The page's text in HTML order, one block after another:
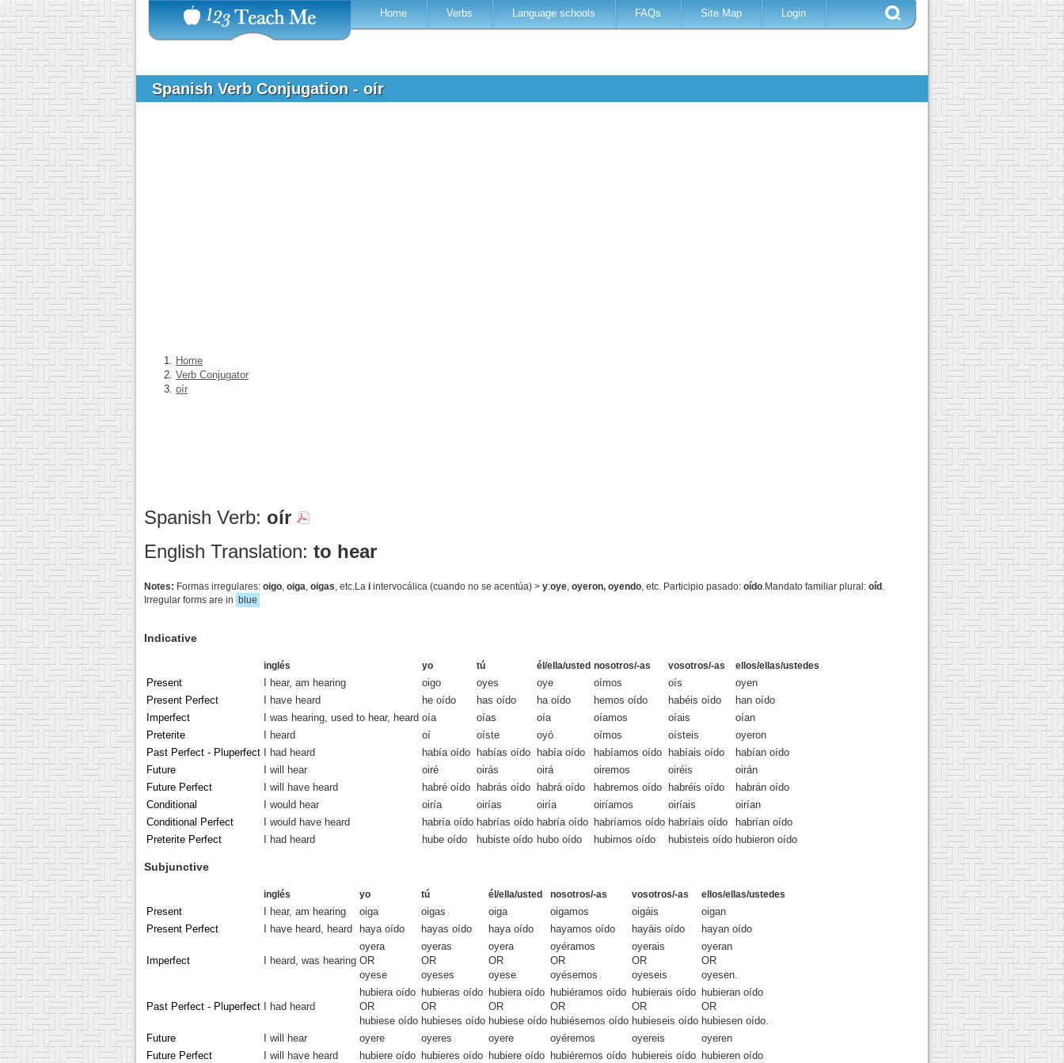
Home Verbs Language schools FAQs Site Map Login
Spanish Verb Conjugation - oír
Home
Verb Conjugator
oír
Spanish Verb: oír
English Translation: to hear
Notes: Formas irregulares: oigo, oiga, oigas, etc.La i intervocálica (cuando no se acentúa) > y:oye, oyeron, oyendo, etc. Participio pasado: oído.Mandato familiar plural: oíd .
Irregular forms are in blue
Indicative
inglés yo tú él/ella/usted nosotros/-as vosotros/-as ellos/ellas/ustedes
Present I hear, am hearing oigo oyes oye oímos oís
oyen
Present Perfect
I have heard he oído has oído ha oído hemos oído habéis oído
han oído
Imperfect
I was hearing, used to hear, heard oía oías oía oíamos oíais
oían
Preterite
I heard oí oíste oyó oímos oísteis
oyeron
Past Perfect - Pluperfect
I had heard había oído habías oído había oído habíamos oído habíais oído
habían oído
Future
I will hear oiré oirás oirá oiremos oiréis
oirán
Future Perfect
I will have heard habré oído habrás oído habrá oído habremos oído habréis oído
habrán oído
Conditional
I would hear oiría oirías oiría oiríamos oiríais
oirían
Conditional Perfect
I would have heard habría oído habrías oído habría oído habríamos oído habríais oído
habrían oído
Preterite Perfect
I had heard hube oído hubiste oído hubo oído hubimos oído hubisteis oído hubieron oído
Subjunctive
inglés yo tú él/ella/usted nosotros/-as vosotros/-as ellos/ellas/ustedes
Present I hear, am hearing oiga oigas oiga oigamos oigáis
oigan
Present Perfect
I have heard, heard haya oído hayas oído haya oído hayamos oído hayáis oído hayan oído
Imperfect I heard, was hearing
oyera
OR
oyese
oyeras
OR
oyeses
oyera
OR
oyese
oyéramos
OR
oyésemos
oyerais
OR
oyeseis
oyeran
OR
oyesen.
Past Perfect - Pluperfect I had heard
hubiera oído
OR
hubiese oído
hubieras oído
OR
hubieses oído
hubiera oído
OR
hubiese oído
hubiéramos oído
OR
hubiésemos oído
hubierais oído
OR
hubieseis oído
hubieran oído
OR
hubiesen oído.
Future
I will hear oyere oyeres oyere oyéremos oyereis
oyeren
Future Perfect
I will have heard hubiere oído hubieres oído hubiere oído hubiéremos oído hubiereis oído hubieren oído